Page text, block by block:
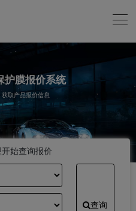
护膜报价系统
取产品报价信息
始查询报价
查询